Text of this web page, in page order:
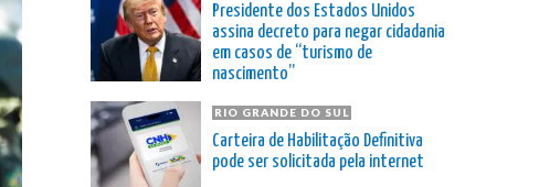
Presidente dos Estados Unidos
assina decreto para negar cidadania
em casos de “turismo de
nascimento”
RIO GRANDE DO SUL
Carteira de Habilitação Definitiva
pode ser solicitada pela internet